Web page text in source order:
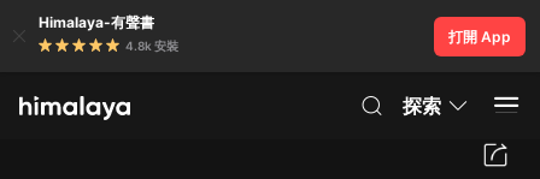
Himalaya-有聲書
4.8k 安裝
打開 App
探索